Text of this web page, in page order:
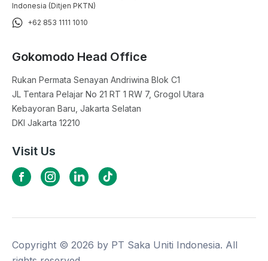
Indonesia (Ditjen PKTN)
+62 853 1111 1010
Gokomodo Head Office
Rukan Permata Senayan Andriwina Blok C1
JL Tentara Pelajar No 21 RT 1 RW 7, Grogol Utara
Kebayoran Baru, Jakarta Selatan
DKI Jakarta 12210
Visit Us
Copyright © 2026 by PT Saka Uniti Indonesia. All